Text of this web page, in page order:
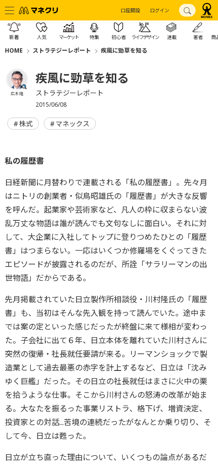
口座開設 ログイン
新着 人気 マーケット 特集 初心者 ライフデザイン 連載 著者 商
HOME ストラテジーレポート 疾風に勁草を知る
広木 隆
疾風に勁草を知る
ストラテジーレポート
2015/06/08
株式 マネックス
私の履歴書
日経新聞に月替わりで連載される「私の履歴書」。先々月
はニトリの創業者・似鳥昭雄氏の「履歴書」が大きな反響
を呼んだ。起業家や芸術家など、凡人の枠に収まらない波
乱万丈な物語は誰が読んでも文句なしに面白い。それに対
して、大企業に入社してトップに登りつめたひとの「履歴
書」はつまらない。一応はいくつか修羅場をくぐってきた
エピソードが披露されるのだが、所詮「サラリーマンの出
世物語」だからである。
先月掲載されていた日立製作所相談役・川村隆氏の「履歴
書」も、当初はそんな先入観を持って読んでいた。途中ま
では案の定といった感じだったが終盤に来て様相が変わっ
た。子会社に出て６年、日立本体を離れていた川村さんに
突然の復帰・社長就任要請が来る。リーマンショックで製
造業として過去最悪の赤字を計上するなど、日立は「沈み
ゆく巨艦」だった。その日立の社長就任はまさに火中の栗
を拾うような仕事。そこから川村さんの怒涛の改革が始ま
る。大なたを振るった事業リストラ、格下げ、増資決定、
投資家との対話...苦境の連続だったがなんとか乗り切り、そ
して今、日立は甦った。
日立が立ち直った理由について、いくつもの論点があるだ